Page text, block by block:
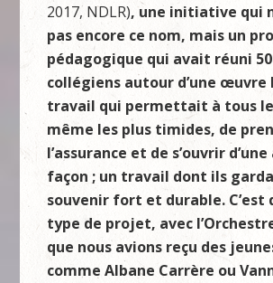
2017, NDLR), une initiative qui
pas encore ce nom, mais un
pédagogique qui avait réuni
collégiens autour d’une œuvre
travail qui permettait à tous
même les plus timides, de
l’assurance et de s’ouvrir
façon ; un travail dont ils
souvenir fort et durable. C’est
type de projet, avec
que nous avions reçu des
comme Albane Carrère ou